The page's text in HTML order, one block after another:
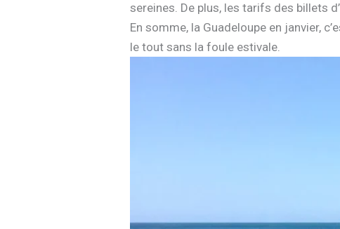
sereines. De plus, les tarifs des billets
En somme, la Guadeloupe en janvier,
le tout sans la foule estivale.